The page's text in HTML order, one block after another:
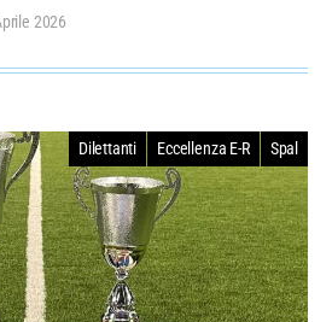
2026
Dilettanti Eccellenza E-R Spal